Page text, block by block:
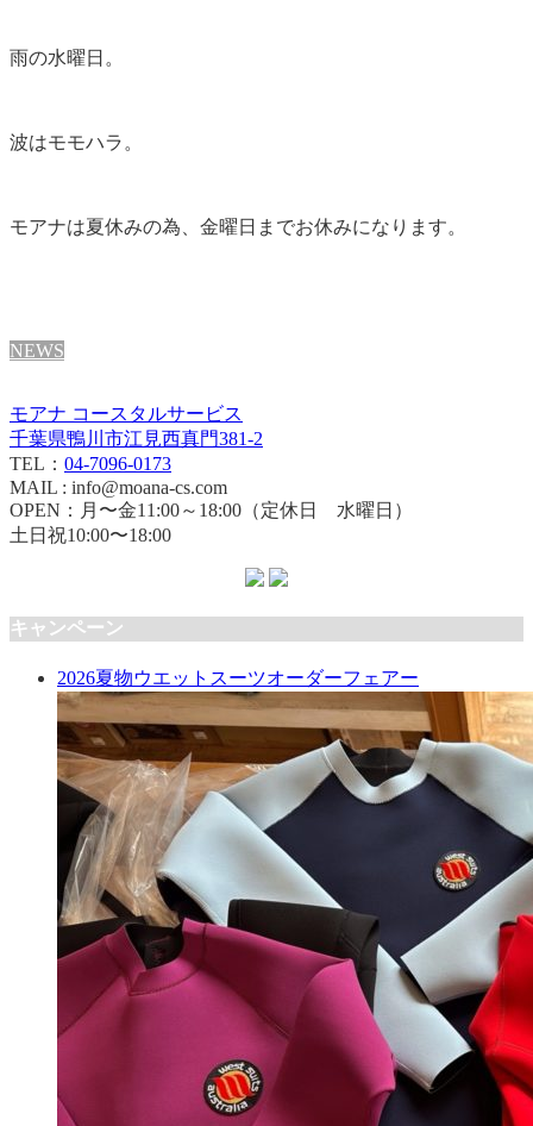
雨の水曜日。
波はモモハラ。
モアナは夏休みの為、金曜日までお休みになります。
NEWS
モアナ コースタルサービス
千葉県鴨川市江見西真門381-2
TEL： 04-7096-0173
MAIL : info@moana-cs.com
OPEN：月〜金11:00～18:00（定休日 水曜日）
土日祝10:00〜18:00
キャンペーン
2026夏物ウエットスーツオーダーフェアー